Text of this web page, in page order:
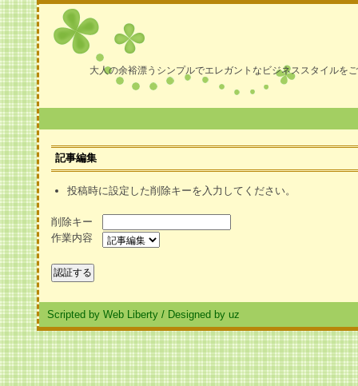
大人の余裕漂うシンプルでエレガントなビジネススタイルを
記事編集
投稿時に設定した削除キーを入力してください。
削除キー
作業内容
Scripted by Web Liberty / Designed by uz